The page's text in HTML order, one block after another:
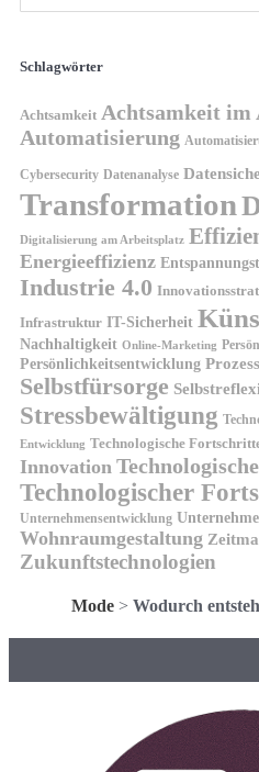
Schlagwörter
Achtsamkeit Achtsamkeit im
Automatisierung
Cybersecurity Datenanalyse
Transformation
Digitalisierung am Arbeitsplatz
Energieeffizienz
Industrie 4.0
Infrastruktur IT-Sicherheit
Nachhaltigkeit Online-Marketing
Persönlichkeitsentwicklung
Selbstfürsorge
Stressbewältigung
Entwicklung Technologische
Innovation
Technologischer
Unternehmensentwicklung
Wohnraumgestaltung
Zukunftstechnologien
Mode > Wodurch